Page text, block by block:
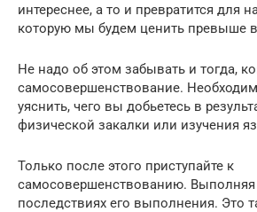
интереснее, а то и превратится для
которую мы будем ценить превыше
Не надо об этом забывать и тогда,
самосовершенствование.
уяснить, чего вы добьетесь в
физической закалки или изучения
Только после этого приступайте к
самосовершенствованию. Выполняя
последствиях его выполнения. Это